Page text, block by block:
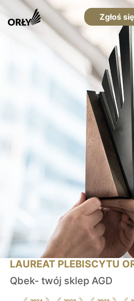
Zgłoś się
LAUREAT PLEBISCYTU
Qbek- twój sklep AGD